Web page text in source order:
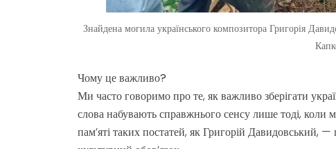
Знайдена могила українського композитора Григорія
Чому це важливо?
Ми часто говоримо про те, як важливо зберігати
слова набувають справжнього сенсу лише тоді, коли
пам’яті таких постатей, як Григорій